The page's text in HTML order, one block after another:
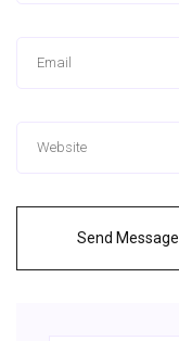
Send Message